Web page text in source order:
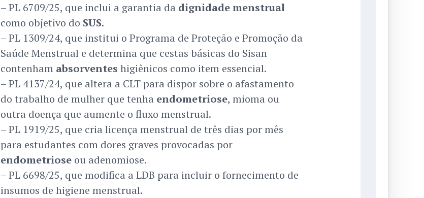
– PL 6709/25, que inclui a garantia da dignidade menstrual
como objetivo do SUS.
– PL 1309/24, que institui o Programa de Proteção e Promoção da
Saúde Menstrual e determina que cestas básicas do Sisan
contenham absorventes higiênicos como item essencial.
– PL 4137/24, que altera a CLT para dispor sobre o afastamento
do trabalho de mulher que tenha endometriose, mioma ou
outra doença que aumente o fluxo menstrual.
– PL 1919/25, que cria licença menstrual de três dias por mês
para estudantes com dores graves provocadas por
endometrioseou adenomiose.
– PL 6698/25, que modifica a LDB para incluir o fornecimento de
insumos de higiene menstrual.